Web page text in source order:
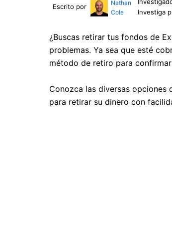
Escrito por
Nathan
Cole
Investiga
¿Buscas retirar tus fondos de
problemas. Ya sea que esté
método de retiro para
Conozca las diversas opciones
para retirar su dinero con